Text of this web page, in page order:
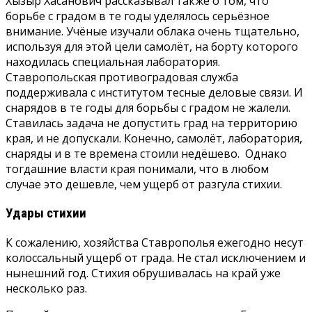
борьбе с градом в те годы уделялось серьёзное
внимание. Учёные изучали облака очень тщательно,
используя для этой цели самолёт, на борту которого
находилась специальная лаборатория.
Ставропольская противоградовая служба
поддерживала с институтом тесные деловые связи. И
снарядов в те годы для борьбы с градом не жалели.
Ставилась задача не допустить град на территорию
края, и не допускали. Конечно, самолёт, лаборатория,
снаряды и в те времена стоили недёшево. Однако
тогдашние власти края понимали, что в любом
случае это дешевле, чем ущерб от разгула стихии.
Удары стихии
К сожалению, хозяйства Ставрополья ежегодно несут
колоссальный ущерб от града. Не стал исключением и
нынешний год. Стихия обрушивалась на край уже
несколько раз.